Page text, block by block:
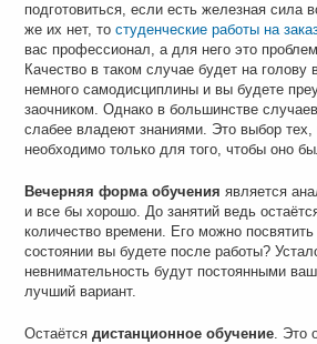
подготовиться, если есть железная сила
же их нет, тостуденческие работы на
вас профессионал, а для него это
Качество в таком случае будет на
немного самодисциплины и вы будете
заочником. Однако в большинстве
слабее владеют знаниями. Это выбор тех,
необходимо только для того, чтобы оно
Вечерняя форма обучения является
и все бы хорошо. До занятий ведь
количество времени. Его можно
состоянии вы будете после работы?
невнимательность будут постоянными
лучший вариант.
Остаётсядистанционное обучение. Это